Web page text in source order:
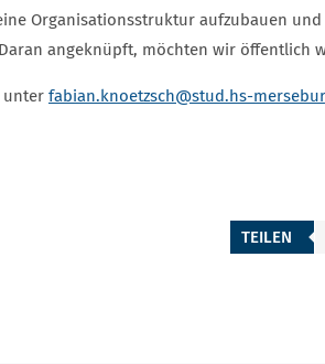
Organisationsstruktur aufzubauen
angeknüpft, möchten wir öffentlich
unter fabian.knoetzsch@stud.hs-
TEILEN